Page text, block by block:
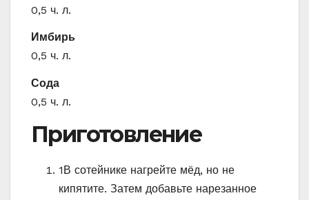
0,5 ч. л.
Имбирь
0,5 ч. л.
Сода
0,5 ч. л.
Приготовление
1В сотейнике нагрейте мёд, но не
кипятите. Затем добавьте нарезанное